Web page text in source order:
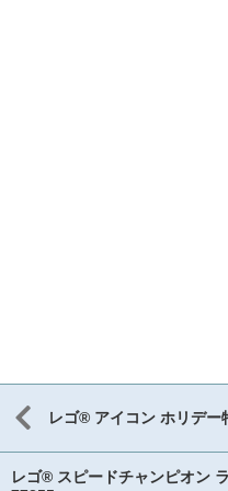
レゴ® アイコン ホリデー
レゴ® スピードチャンピオン